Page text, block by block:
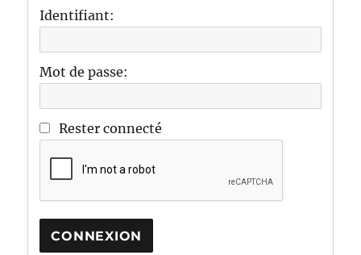
Identifiant:
Mot de passe:
Rester connecté
CONNEXION